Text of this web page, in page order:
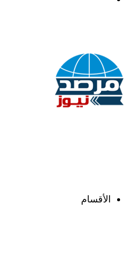
الأقسام